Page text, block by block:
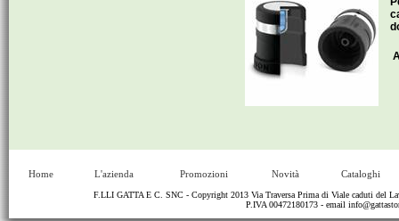
Home L'azienda Promozioni Novità Cataloghi
F.LLI GATTA E C. SNC - Copyright 2013 Via Traversa Prima di Viale caduti del
P.IVA 00472180173 - email